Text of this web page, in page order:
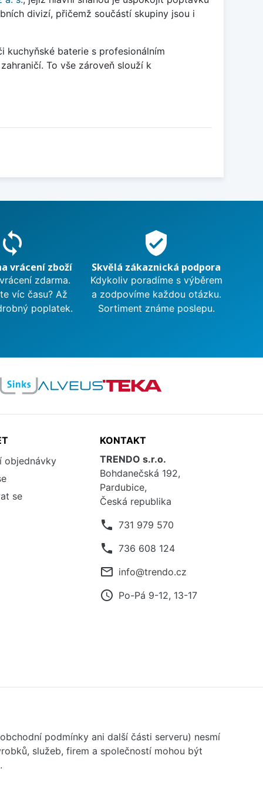
divizí, přičemž součástí skupiny jsou i
kuchyňské baterie s profesionálním
To vše zároveň slouží k
sync
vrácení zboží
zdarma.
víc času? Až
poplatek.
verified_user
Skvělá zákaznická podpora
Kdykoliv poradíme s výběrem
a zodpovíme každou otázku.
Sortiment známe poslepu.
objednávky
se
KONTAKT
TRENDO s.r.o.
Bohdanečská 192,
Pardubice,
Česká republika
phone 731 979 570
phone 736 608 124
mail_outline info@trendo.cz
access_time Po-Pá 9-12, 13-17
podmínky ani další části serveru) nesmí
služeb, firem a společností mohou být